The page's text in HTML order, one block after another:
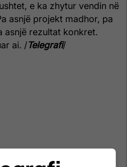
e ka zhytur vendin në
asnjë projekt madhor, pa
asnjë rezultat konkret.
ai. /Telegrafi/